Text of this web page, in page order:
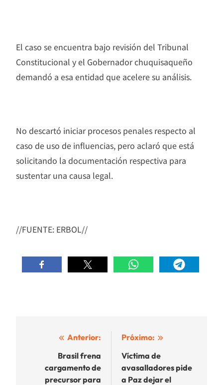
El caso se encuentra bajo revisión del Tribunal
Constitucional y el Gobernador chuquisaqueño
demandó a esa entidad que acelere su análisis.
No descartó iniciar procesos penales respecto al
caso de uso de influencias, pero aclaró que está
solicitando la documentación respectiva para
sustentar una causa legal.
//FUENTE: ERBOL//
Navegación
entradas
Anterior:
Brasil frena
cargamento de
precursor para
Próximo:
Víctima de
avasalladores pide
a Paz dejar el